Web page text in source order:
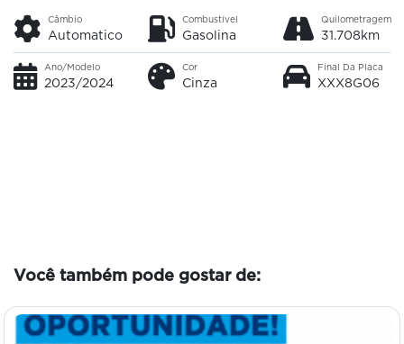
Câmbio
Automatico
Combustível
Gasolina
Quilometragem
31.708km
Ano/Modelo
2023/2024
Cor
Cinza
Final Da Placa
XXX8G06
Você também pode gostar de: